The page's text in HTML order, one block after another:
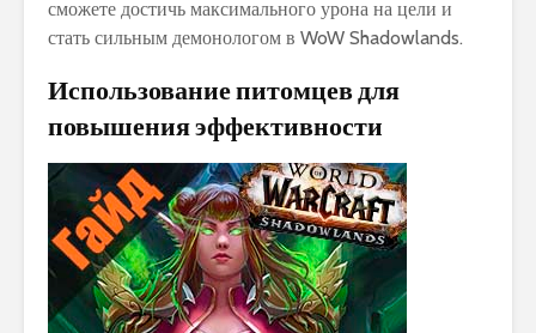
сможете достичь максимального урона на цели и
стать сильным демонологом в WoW Shadowlands.
Использование питомцев для
повышения эффективности